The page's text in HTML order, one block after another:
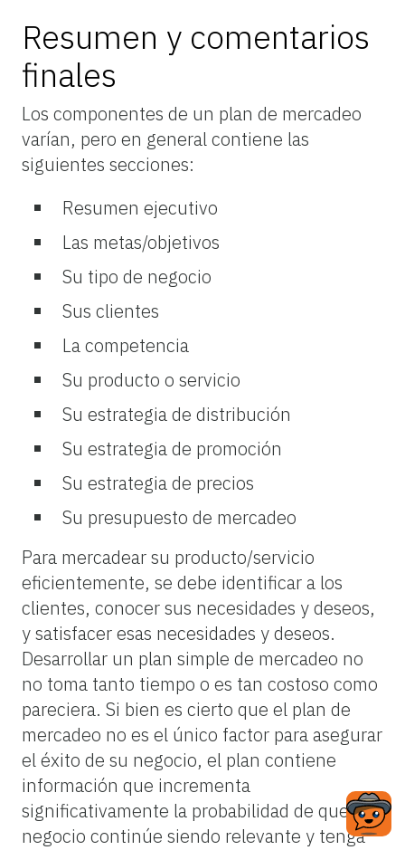
Resumen y comentarios
finales
Los componentes de un plan de mercadeo
varían, pero en general contiene las
siguientes secciones:
Resumen ejecutivo
Las metas/objetivos
Su tipo de negocio
Sus clientes
Lacompetencia
Su producto o servicio
Su estrategiade distribución
Su estrategiade promoción
Su estrategiade precios
Su presupuesto de mercadeo
Para mercadear su producto/servicio
eficientemente, se debe identificar a los
clientes, conocer sus necesidades y deseos,
y satisfacer esas necesidades y deseos.
Desarrollar un plan simple de mercadeo no
no toma tanto tiempo o es tan costoso como
pareciera. Si bien es cierto que el plan de
mercadeo no es el único factor para asegurar
el éxito de su negocio, el plan contiene
información que incrementa
significativamente la probabilidad de que su
negocio continúe siendo relevante y tenga